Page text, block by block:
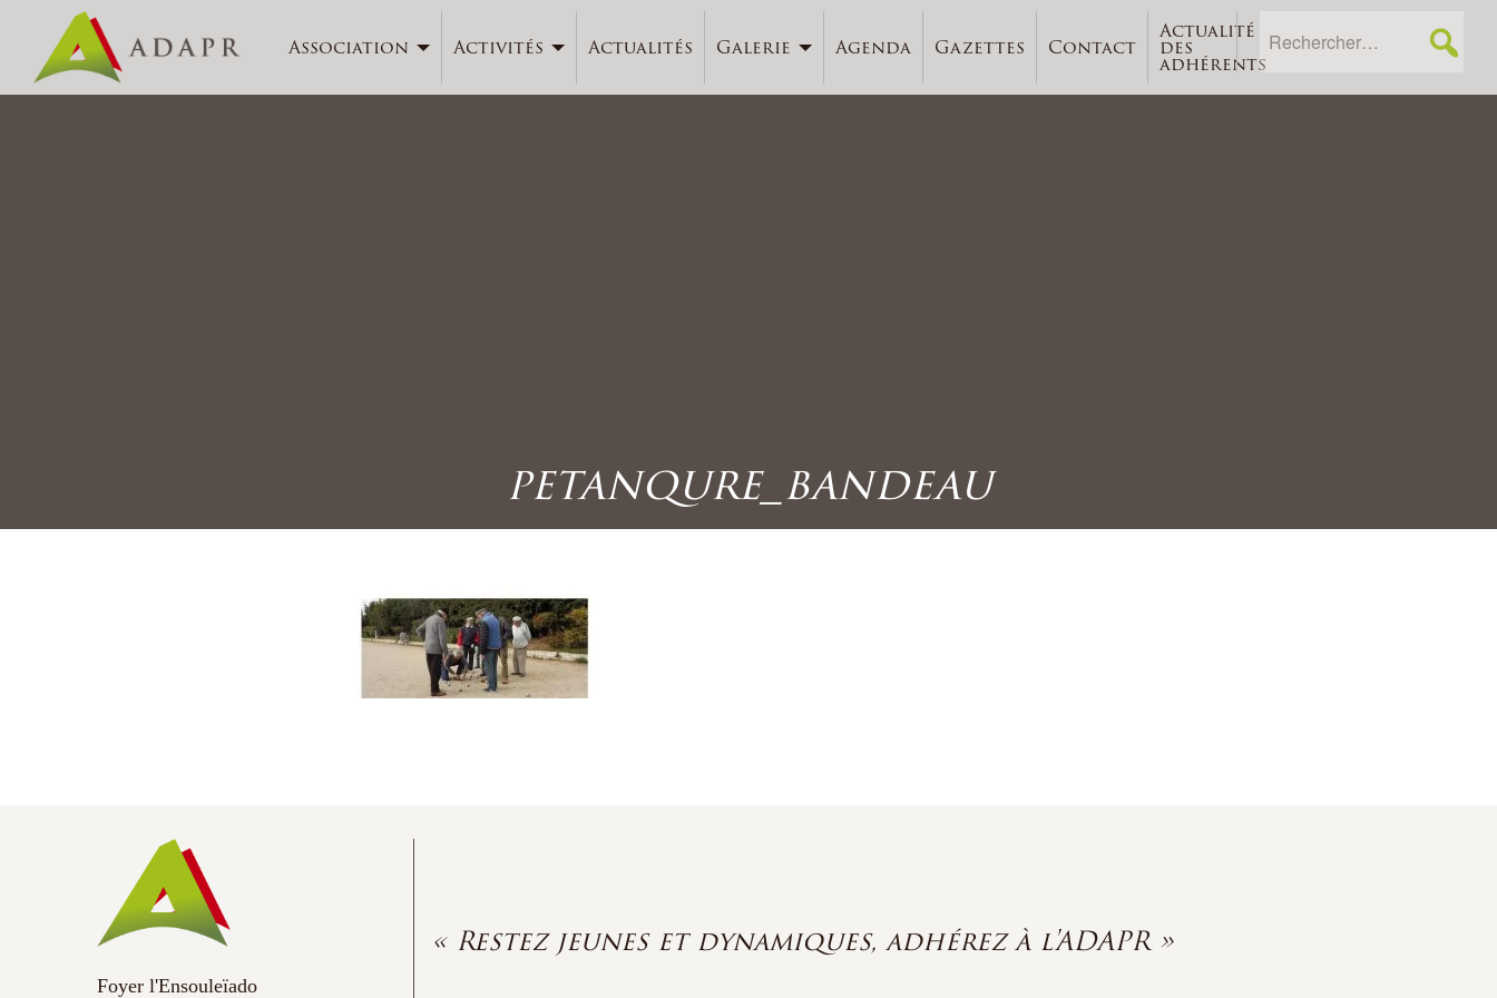
Association Activités Actualités Galerie Agenda Gazettes Contact
Actualité
des
adhérents
petanqure_bandeau
Foyer l'Ensouleïado
« Restez jeunes et dynamiques, adhérez à l'ADAPR »